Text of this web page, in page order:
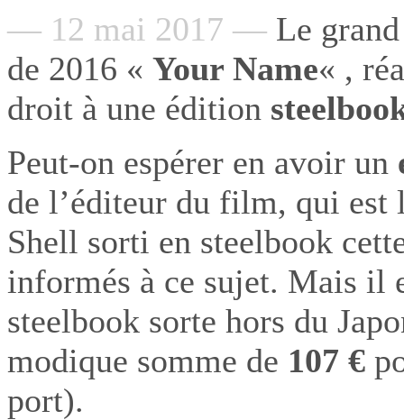
— 12 mai 2017 — Le
de 2016 « Your Name« ,
droit à une édition
Peut-on espérer en avoir un
de l’éditeur du film, qui est
Shell sorti en steelbook
informés à ce sujet. Mais il
steelbook sorte hors du
modique somme de 107 €
port).